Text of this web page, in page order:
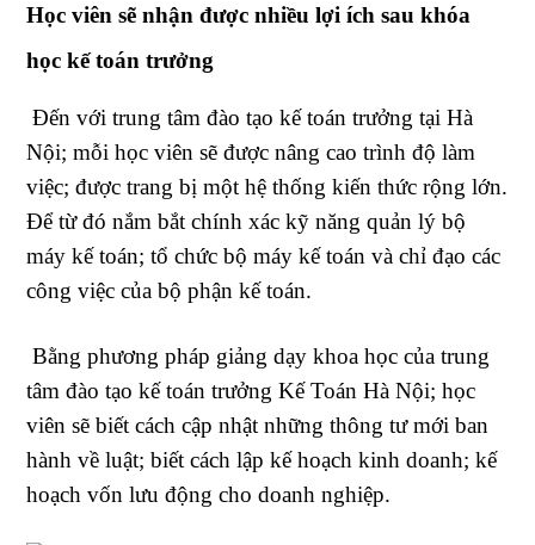
Học viên sẽ nhận được nhiều lợi ích sau khóa
học kế toán trưởng
Đến với trung tâm đào tạo kế toán trưởng tại Hà
Nội; mỗi học viên sẽ được nâng cao trình độ làm
việc; được trang bị một hệ thống kiến thức rộng lớn.
Để từ đó nắm bắt chính xác kỹ năng quản lý bộ
máy kế toán; tổ chức bộ máy kế toán và chỉ đạo các
công việc của bộ phận kế toán.
Bằng phương pháp giảng dạy khoa học của trung
tâm đào tạo kế toán trưởng Kế Toán Hà Nội; học
viên sẽ biết cách cập nhật những thông tư mới ban
hành về luật; biết cách lập kế hoạch kinh doanh; kế
hoạch vốn lưu động cho doanh nghiệp.